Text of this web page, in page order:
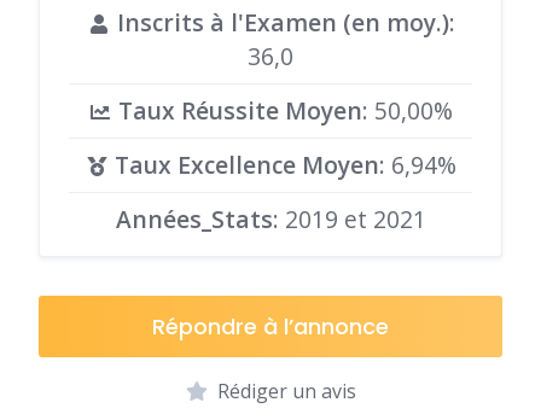
Inscrits à l'Examen (en moy.):
36,0
Taux Réussite Moyen: 50,00%
Taux Excellence Moyen: 6,94%
Années_Stats: 2019 et 2021
Répondre à l’annonce
Rédiger un avis